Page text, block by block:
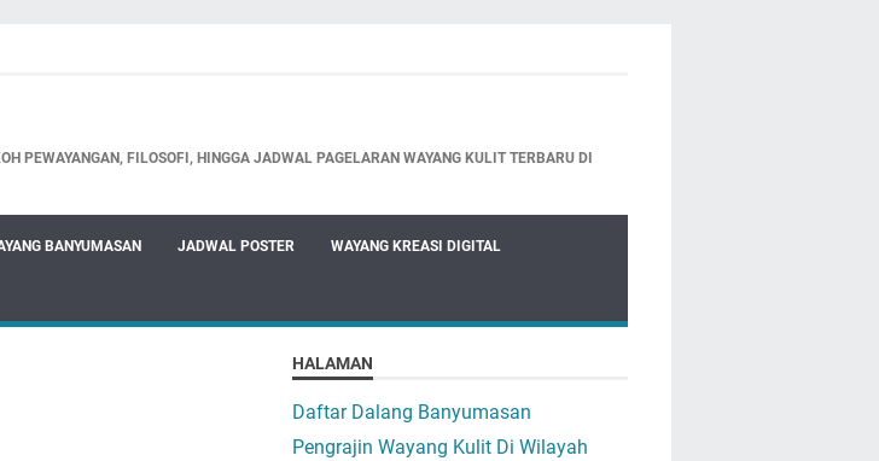
PEWAYANGAN, FILOSOFI, HINGGA JADWAL PAGELARAN WAYANG KULIT TERBARU DI
BANYUMASAN JADWAL POSTER WAYANG KREASI DIGITAL
HALAMAN
Daftar Dalang Banyumasan
Pengrajin Wayang Kulit Di Wilayah